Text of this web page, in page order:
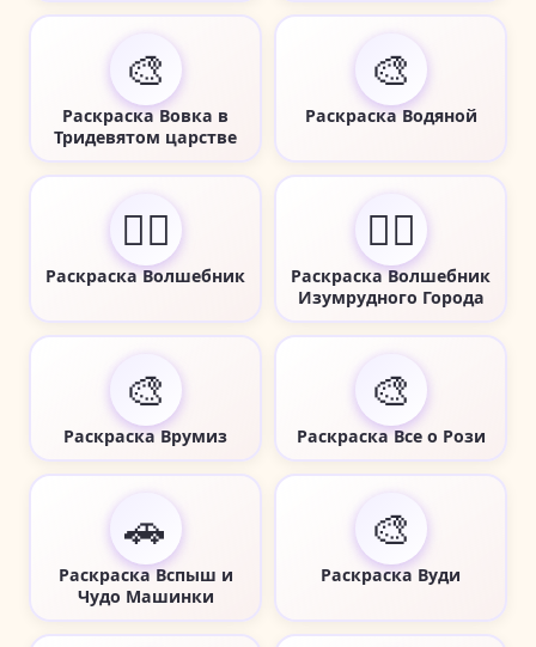
🎨
Раскраска Вовка в
Тридевятом царстве
🎨
Раскраска Водяной
🧙‍♂️
Раскраска Волшебник
🧙‍♂️
Раскраска Волшебник
Изумрудного Города
🎨
Раскраска Врумиз
🎨
Раскраска Все о Рози
🚗
Раскраска Вспыш и
Чудо Машинки
🎨
Раскраска Вуди